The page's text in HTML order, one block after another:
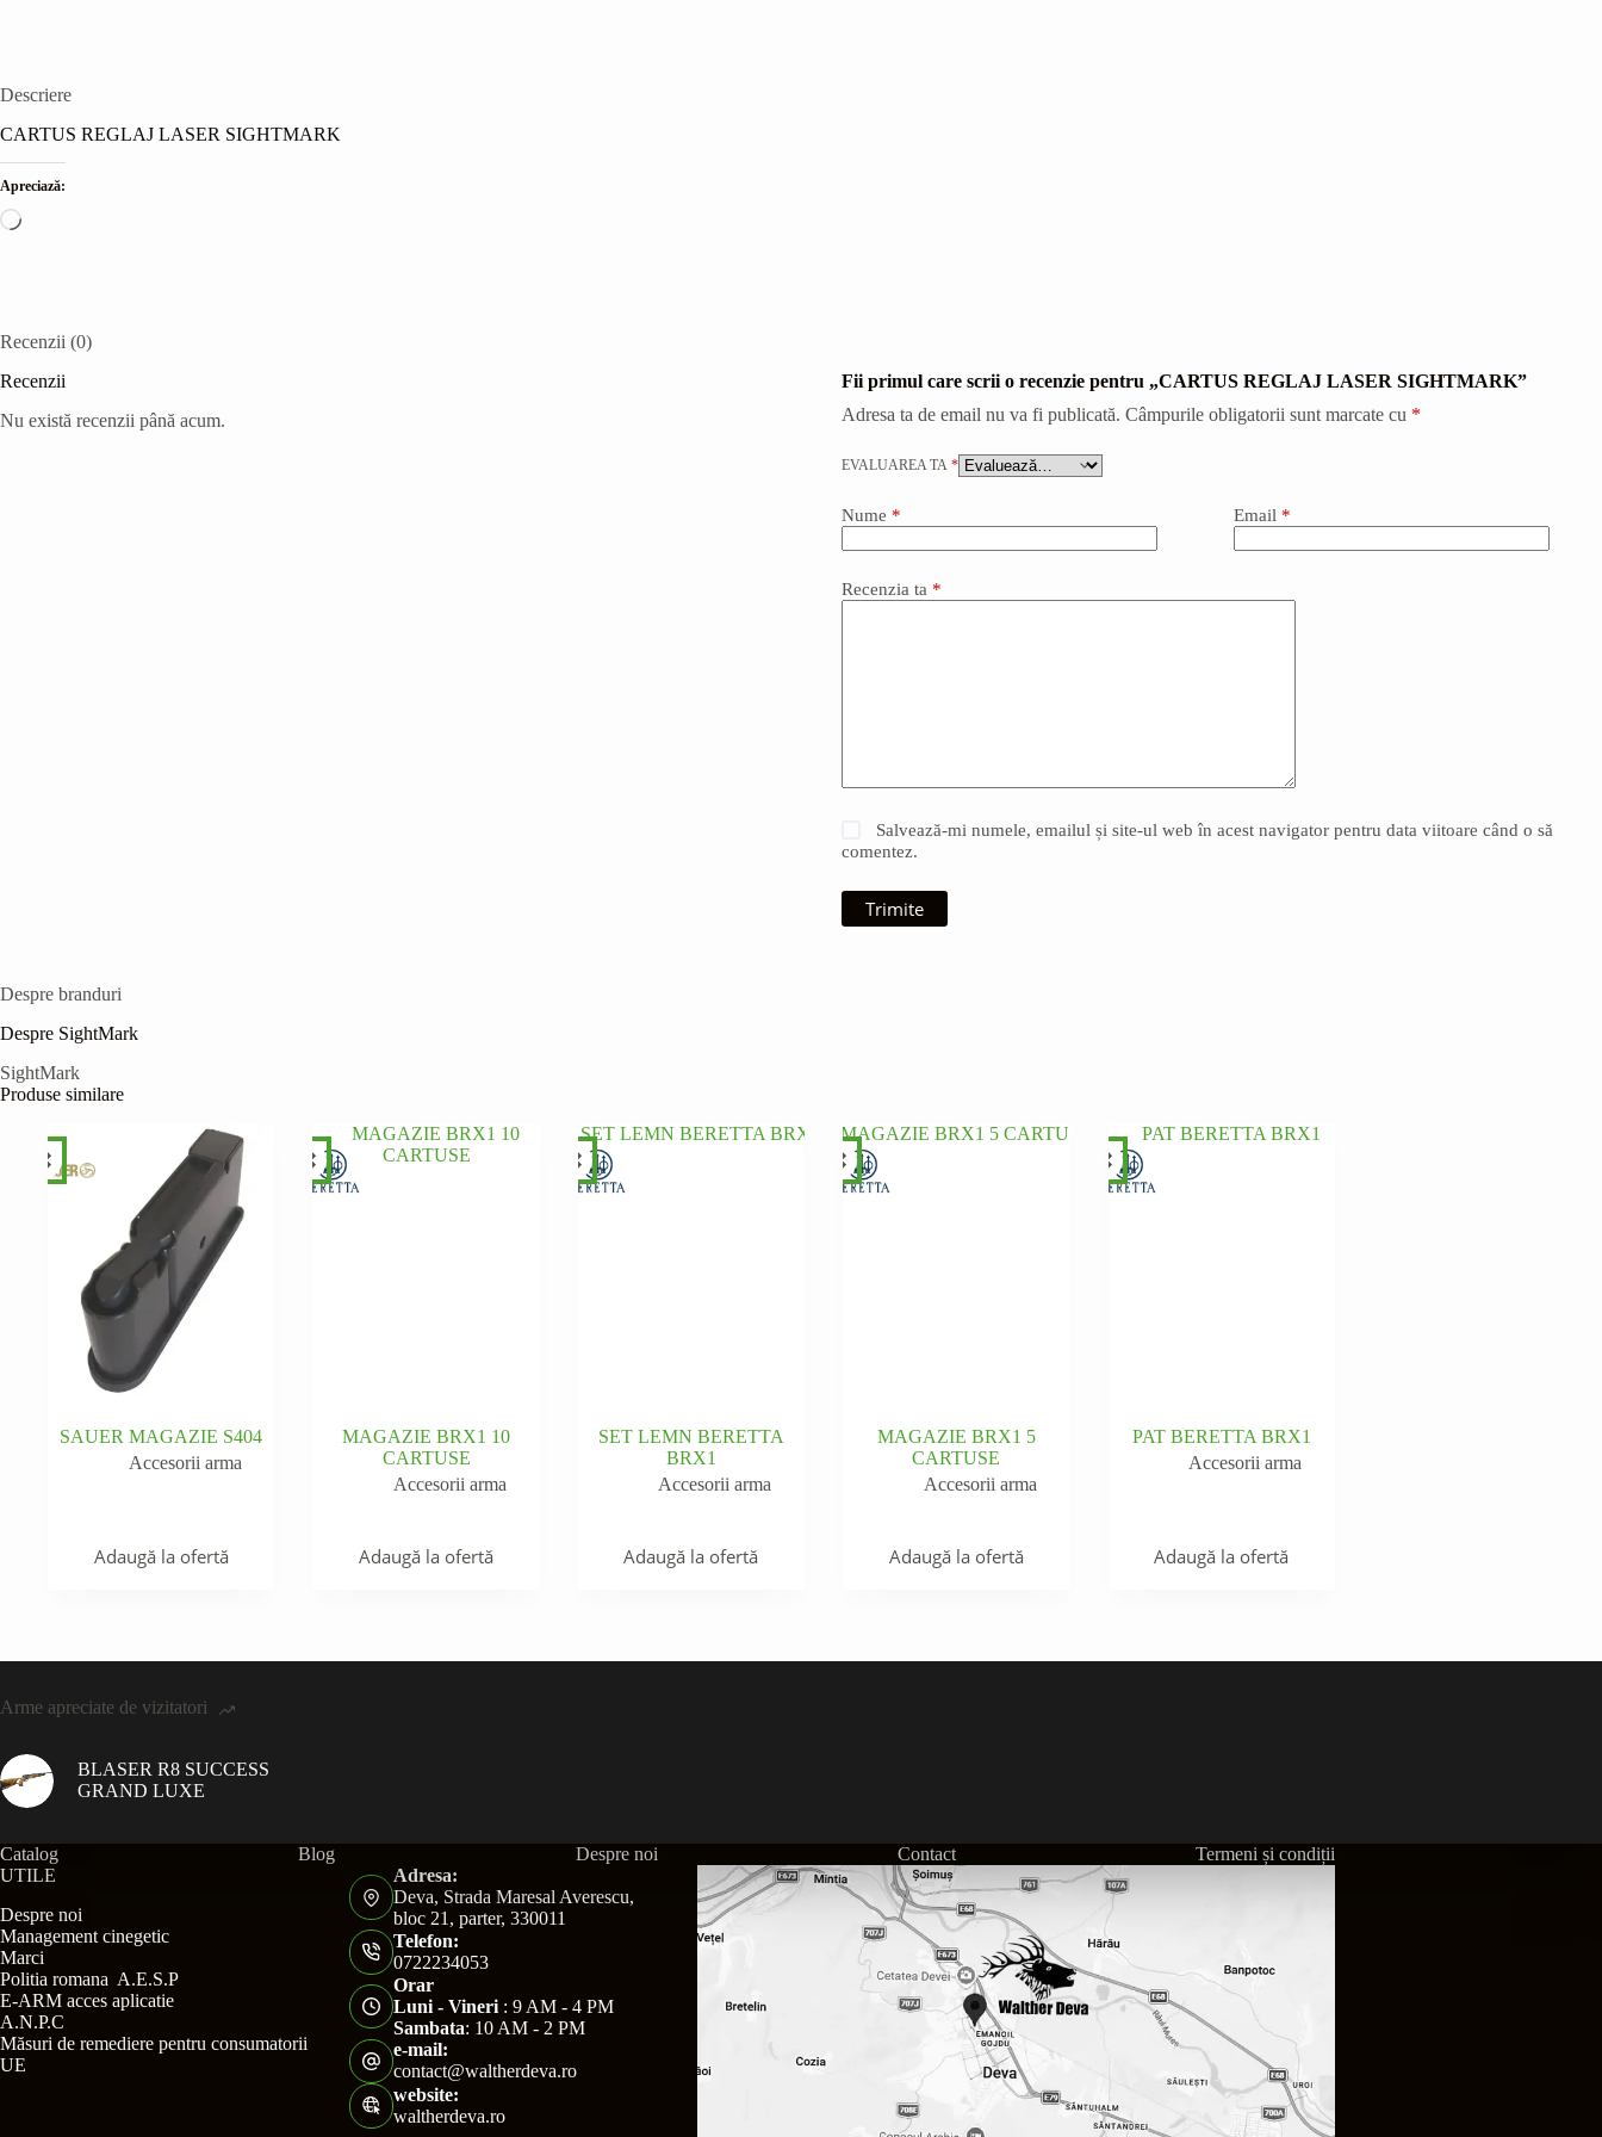
Descriere
CARTUS REGLAJ LASER SIGHTMARK
Apreciază:
Încarc...
Recenzii (0)
Recenzii
Nu există recenzii până acum.
Fii primul care scrii o recenzie pentru „CARTUS REGLAJ LASER SIGHTMARK”
Adresa ta de email nu va fi publicată. Câmpurile obligatorii sunt marcate cu *
EVALUAREA TA *
Nume * Email *
Recenzia ta *
Salvează-mi numele, emailul și site-ul web în acest navigator pentru data viitoare când o să
comentez.
Trimite
Despre branduri
Despre SightMark
SightMark
Produse similare
SAUER MAGAZIE S404
Accesorii arma
Adaugă la ofertă
MAGAZIE BRX1 10
CARTUSE
Accesorii arma
Adaugă la ofertă
SET LEMN BERETTA
BRX1
Accesorii arma
Adaugă la ofertă
MAGAZIE BRX1 5
CARTUSE
Accesorii arma
Adaugă la ofertă
PAT BERETTA BRX1
Accesorii arma
Adaugă la ofertă
Arme apreciate de vizitatori
BLASER R8 SUCCESS
GRAND LUXE
Catalog Blog Despre noi Contact
Termeni și condiții
UTILE
Despre noi
Management cinegetic
Marci
Politia romana A.E.S.P
E-ARM acces aplicatie
A.N.P.C
Măsuri de remediere pentru consumatorii
UE
Adresa:
Deva, Strada Maresal Averescu,
bloc 21, parter, 330011
Telefon:
0722234053
Orar
Luni - Vineri : 9 AM - 4 PM
Sambata: 10 AM - 2 PM
e-mail:
contact@waltherdeva.ro
website:
waltherdeva.ro